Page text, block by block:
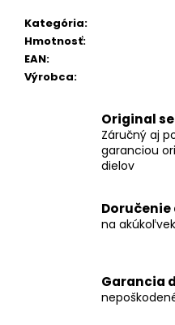
Kategória:
Hmotnosť:
EAN:
Výrobca:
Original
Záručný aj
garanciou
dielov
Doručenie
na
Garancia
€343